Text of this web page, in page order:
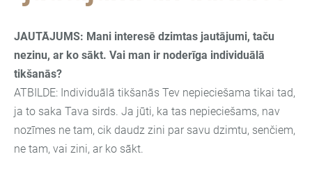
JAUTĀJUMS: Mani interesē dzimtas jautājumi, taču
nezinu, ar ko sākt. Vai man ir noderīga individuālā
tikšanās?
ATBILDE: Individuālā tikšanās Tev nepieciešama tikai tad,
ja to saka Tava sirds. Ja jūti, ka tas nepieciešams, nav
nozīmes ne tam, cik daudz zini par savu dzimtu, senčiem,
ne tam, vai zini, ar ko sākt.